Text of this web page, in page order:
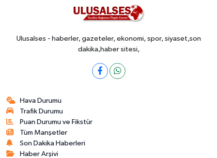
Ulusalses - haberler, gazeteler, ekonomi, spor, siyaset,son
dakika,haber sitesi,
Hava Durumu
Trafik Durumu
Puan Durumu ve Fikstür
Tüm Manşetler
Son Dakika Haberleri
Haber Arşivi